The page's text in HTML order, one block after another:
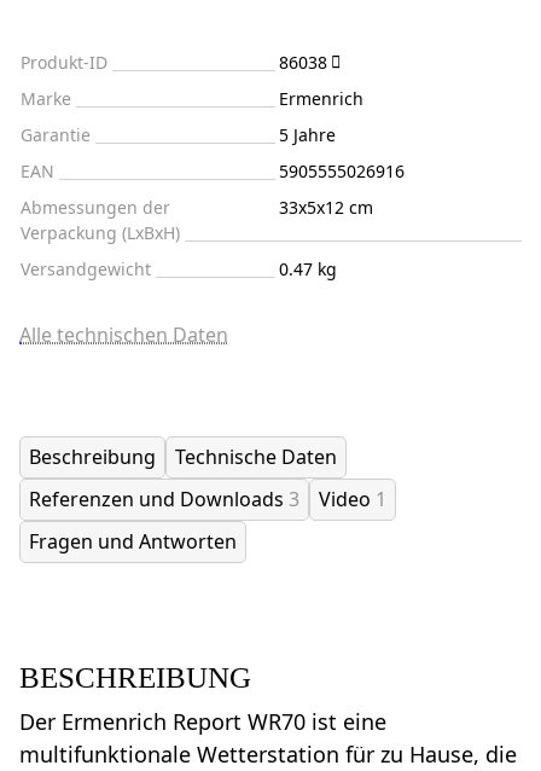
Produkt-ID
86038
Marke
Ermenrich
Garantie
5 Jahre
EAN
5905555026916
Abmessungen der
Verpackung (LxBxH)
33x5x12 cm
Versandgewicht 0.47 kg
Alle technischen Daten
Beschreibung
Technische Daten
Referenzen und Downloads 3 Video 1
Fragen und Antworten
BESCHREIBUNG
Der Ermenrich Report WR70 ist eine
multifunktionale Wetterstation für zu Hause, die